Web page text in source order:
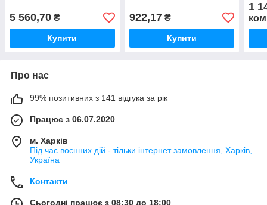
5 560,70 ₴
Купити
922,17₴
Купити
1
Про нас
99% позитивних з 141 відгука за рік
Працює з 06.07.2020
м. Харків
Під час воєнних дій - тільки інтернет замовлення, Харків,
Україна
Контакти
Сьогодні працює з 08:30 до 18:00